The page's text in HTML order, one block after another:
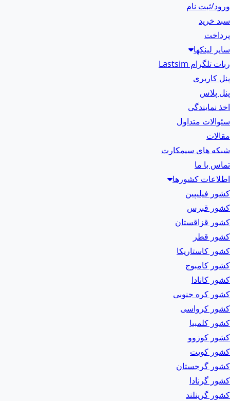
ورود/ثبت نام
سبد خرید
پرداخت
سایر لینکها
ربات تلگرام Lastsim
پنل کاربری
پنل پلاس
اخذ نمایندگی
سئوالات متداول
مقالات
شبکه های سیمکارت
تماس با ما
اطلاعات کشورها
کشور فیلیپین
کشور قبرس
کشور قزاقستان
کشور قطر
کشور کاستاریکا
کشور کامبوج
کشور کانادا
کشور کره جنوبی
کشور کرواسی
کشور کلمبیا
کشور کوزوو
کشور کویت
کشور گرجستان
کشور گرنادا
کشور گرینلند